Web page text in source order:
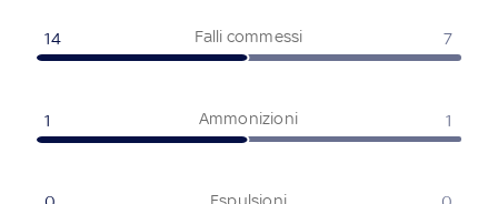
Falli commessi
14 7
Ammonizioni
1 1
Espulsioni